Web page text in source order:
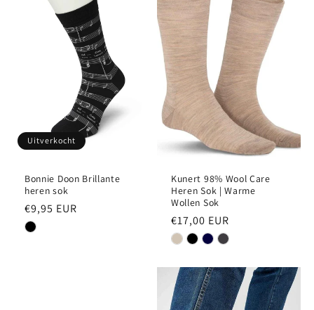
Uitverkocht
Bonnie Doon Brillante
heren sok
Normale
prijs
€9,95 EUR
Kunert 98% Wool Care
Heren Sok | Warme
Wollen Sok
Normale
prijs
€17,00 EUR